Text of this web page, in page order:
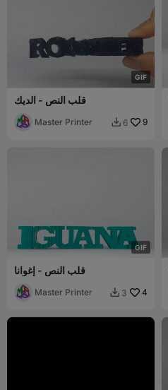
GIF
قلب النص - الديك
Master Printer  6 9
GIF
قلب النص - إغوانا
Master Printer  3 4